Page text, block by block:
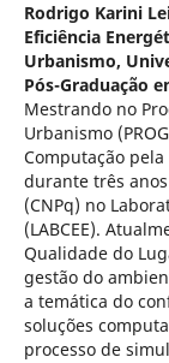
Rodrigo Karini
Eficiência
Urbanismo,
Pós-Graduação
Mestrando no
Urbanismo
Computação
durante três
(CNPq) no
(LABCEE).
Qualidade do
gestão do
a temática do
soluções
processo de